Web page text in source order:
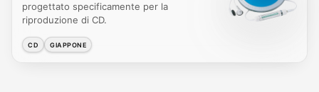
progettato specificamente per la
riproduzione di CD.
CD GIAPPONE